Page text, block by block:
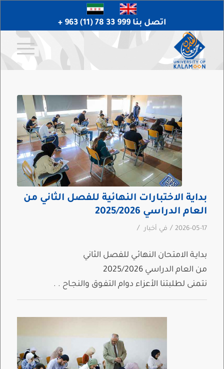
اتصل بنا 999 33 78 (11) 963 +
بداية الاختبارات النهائية للفصل الثاني من
العام الدراسي 2025/2026
2026-05-17
/ في أخبار /
بدايـة الامتحان النهائـي للفصل الثاني
من العام الدراسي 2025/2026
نتمنى لطلبتنا الأعزاء دوام التفـوق والنجـاح . .